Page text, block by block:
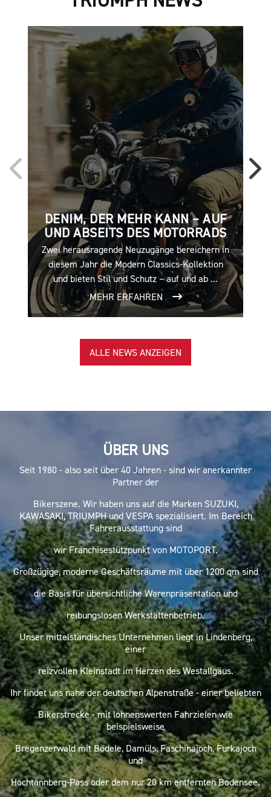
DENIM, DER MEHR KANN – AUF
UND ABSEITS DES MOTORRADS
Zwei herausragende Neuzugänge bereichern in
diesem Jahr die Modern Classics-Kollektion
und bieten Stil und Schutz – auf und ab ...
MEHR ERFAHREN
ALLE NEWS ANZEIGEN
ÜBER UNS
Seit 1980 - also seit über 40 Jahren - sind wir anerkannter
Partner der
Bikerszene. Wir haben uns auf die Marken SUZUKI,
KAWASAKI, TRIUMPH und VESPA spezialisiert. Im Bereich
Fahrerausstattung sind
wir Franchisestützpunkt von MOTOPORT.
Großzügige, moderne Geschäftsräume mit über 1200 qm sind
die Basis für übersichtliche Warenpräsentation und
reibungslosen Werkstättenbetrieb.
Unser mittelständisches Unternehmen liegt in Lindenberg,
einer
reizvollen Kleinstadt im Herzen des Westallgäus.
Ihr findet uns nahe der deutschen Alpenstraße - einer beliebten
Bikerstrecke - mit lohnenswerten Fahrzielen wie
beispielsweise
Bregenzerwald mit Bödele, Damüls, Faschinajoch, Furkajoch
und
Hochtannberg-Pass oder dem nur 20 km entfernten Bodensee.